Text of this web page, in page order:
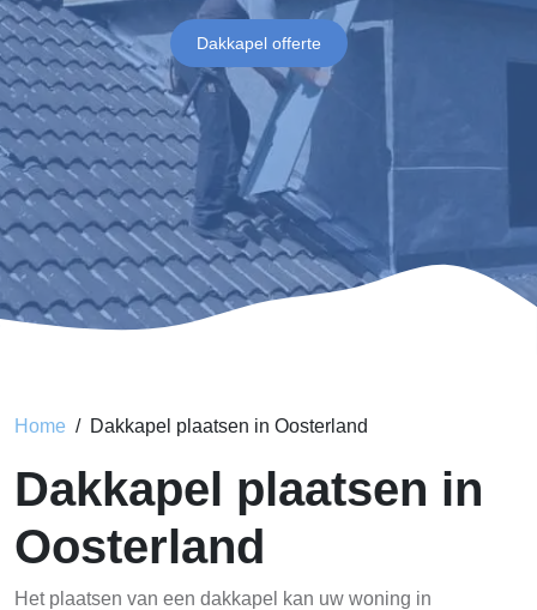
Dakkapel offerte
Home Dakkapel plaatsen in Oosterland
Dakkapel plaatsen in
Oosterland
Het plaatsen van een dakkapel kan uw woning in